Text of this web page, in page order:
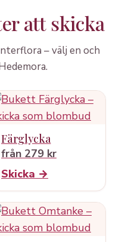
att skicka
– välj en och
Färglycka
från 279 kr
Skicka →